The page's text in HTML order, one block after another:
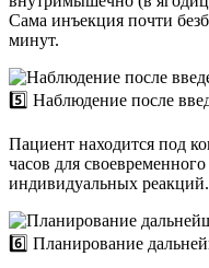
Сама инъекция почти
минут.
5️⃣ Наблюдение после
Пациент находится под
часов для
индивидуальных
6️⃣ Планирование